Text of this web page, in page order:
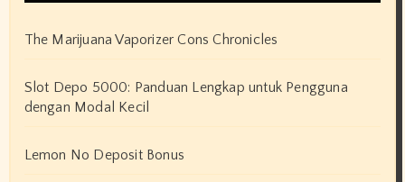
The Marijuana Vaporizer Cons Chronicles
Slot Depo 5000: Panduan Lengkap untuk Pengguna
dengan Modal Kecil
Lemon No Deposit Bonus